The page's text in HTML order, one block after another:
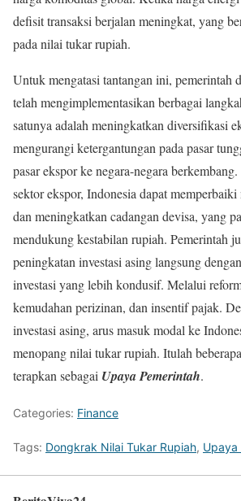
defisit transaksi berjalan meningkat, yang
pada nilai tukar rupiah.
Untuk mengatasi tantangan ini, pemerintah
telah mengimplementasikan berbagai
satunya adalah meningkatkan diversifikasi
mengurangi ketergantungan pada pasar
pasar ekspor ke negara-negara
sektor ekspor, Indonesia dapat memperbaiki
dan meningkatkan cadangan devisa, yang
mendukung kestabilan rupiah. Pemerintah
peningkatan investasi asing langsung
investasi yang lebih kondusif. Melalui
kemudahan perizinan, dan insentif pajak.
investasi asing, arus masuk modal ke
menopang nilai tukar rupiah. Itulah
terapkan sebagai Upaya Pemerintah.
Categories: Finance
Tags: Dongkrak Nilai Tukar Rupiah, Upaya